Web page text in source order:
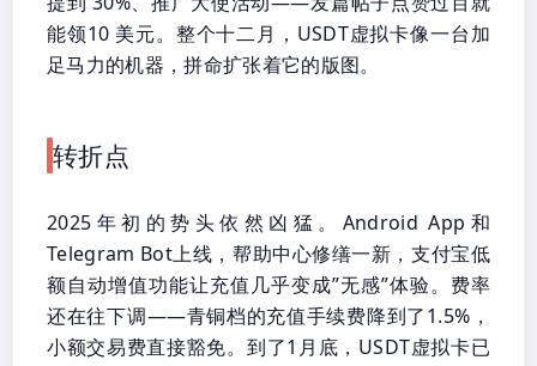
能领10 美元。整个十二月，USDT虚拟卡像一台加
足马力的机器，拼命扩张着它的版图。
转折点
2025年初的势头依然凶猛。Android App和
Telegram Bot上线，帮助中心修缮一新，支付宝低
额自动增值功能让充值几乎变成”无感”体验。费率
还在往下调——青铜档的充值手续费降到了1.5%，
小额交易费直接豁免。到了1月底，USDT虚拟卡已